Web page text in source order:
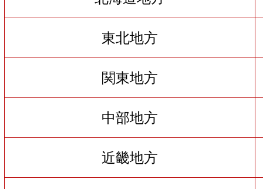
東北地方
関東地方
中部地方
近畿地方